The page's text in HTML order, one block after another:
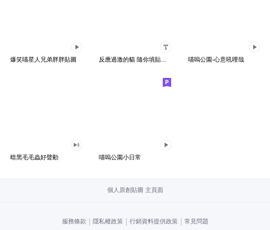
爆笑喵星人兄弟胖胖貼圖 反應過激的貓 隨你填貼圖第二彈 喵嗚公園-心意吼哩哉
暗黑毛毛蟲好聲動 喵嗚公園小日常
個人原創貼圖 主頁面
服務條款 | 隱私權政策 | 行銷資料提供政策 | 常見問題